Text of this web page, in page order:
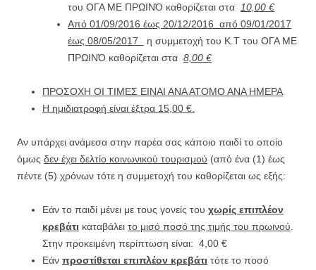
του ΟΓΑ ΜΕ ΠΡΩΙΝΌ καθορίζεται στα
10,00 €
Από 01/09/2016 έως 20/12/2016 από 09/01/2017
έως 08/05/2017
η συμμετοχή του Κ.Τ του ΟΓΑ ΜΕ
ΠΡΩΙΝΌ καθορίζεται στα 8,00 €
ΠΡΟΣΟΧΗ ΟΙ ΤΙΜΕΣ ΕΙΝΑΙ ΑΝΑ ΑΤΟΜΟ ΑΝΑ ΗΜΕΡΑ
Η ημιδιατροφή είναι έξτρα 15,00 €.
Αν υπάρχει ανάμεσα στην παρέα σας κάποιο παιδί το οποίο
όμως δεν έχει δελτίο κοινωνικού τουρισμού (από ένα (1) έως
πέντε (5) χρόνων τότε η συμμετοχή του καθορίζεται ως εξής:
Εάν το παιδί μένει με τους γονείς του χωρίς επιπλέον
κρεβάτι καταβάλει το μισό ποσό της τιμής του πρωινού
Στην προκειμένη περίπτωση είναι: 4,00 €
Εάν προστίθεται επιπλέον κρεβάτι τότε το ποσό